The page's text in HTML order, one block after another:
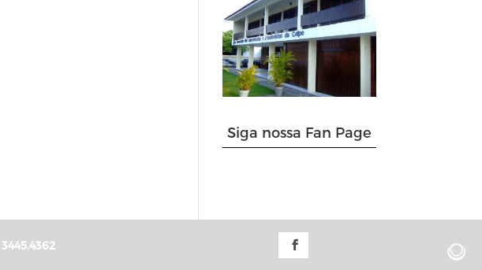
Siga nossa Fan Page
3445.4362